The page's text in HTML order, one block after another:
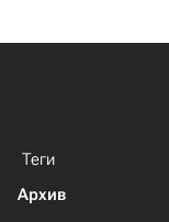
Теги
Архив